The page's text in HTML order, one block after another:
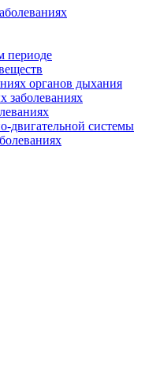
периоде
органов дыхания
заболеваниях
двигательной системы